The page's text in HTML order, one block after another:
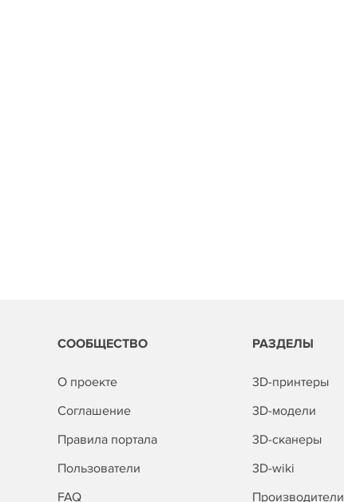
СООБЩЕСТВО
О проекте
Соглашение
Правила портала
Пользователи
FAQ
РАЗДЕЛЫ
3D-принтеры
3D-модели
3D-сканеры
3D-wiki
Производители